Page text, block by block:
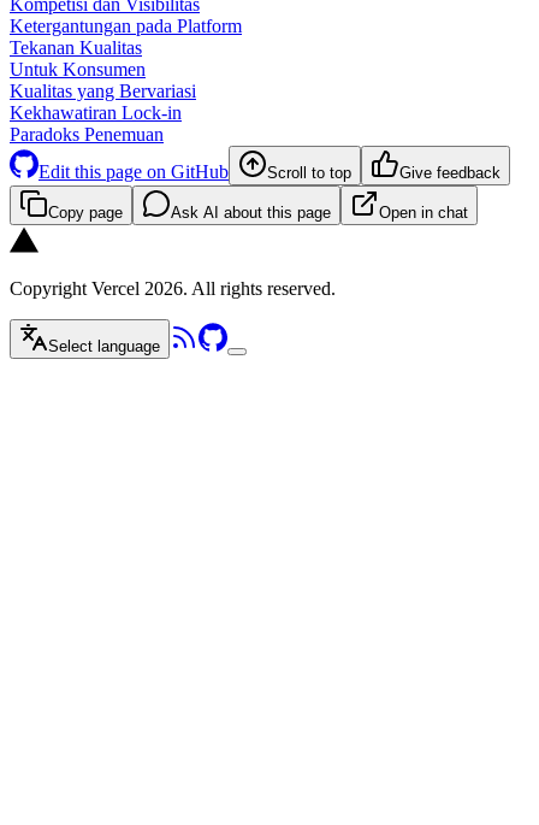
Kompetisi dan Visibilitas
Ketergantungan pada Platform
Tekanan Kualitas
Untuk Konsumen
Kualitas yang Bervariasi
Kekhawatiran Lock-in
Paradoks Penemuan
Edit this page on GitHub
Scroll to top Give feedback
Copy page Ask AI about this page Open in chat
Copyright Vercel 2026. All rights reserved.
Select language